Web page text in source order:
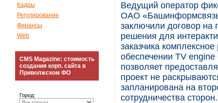
Кадры
Регулирование
Финансы
Web
CMS Magazine: стоимость
создания корп. сайта в
Приволжском ФО
Город:
Ведущий оператор
ОАО
заключили договор на
решения для
заказчика
обеспечении TV engine
позволяет
проект не
запланирована на
сотрудничества сторон.